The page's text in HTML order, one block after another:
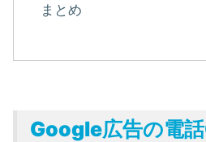
まとめ
Google広告の電